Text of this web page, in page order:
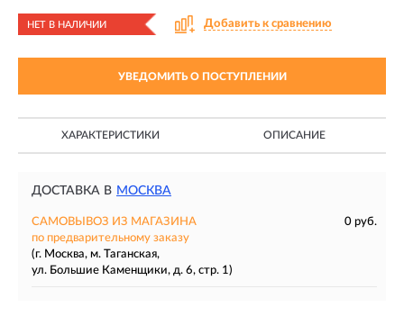
НЕТ В НАЛИЧИИ Добавить к сравнению
УВЕДОМИТЬ О ПОСТУПЛЕНИИ
ХАРАКТЕРИСТИКИ ОПИСАНИЕ
ДОСТАВКА В МОСКВА
САМОВЫВОЗ ИЗ МАГАЗИНА
0 руб.
по предварительному заказу
(г. Москва, м. Таганская,
ул. Большие Каменщики, д. 6, стр. 1)